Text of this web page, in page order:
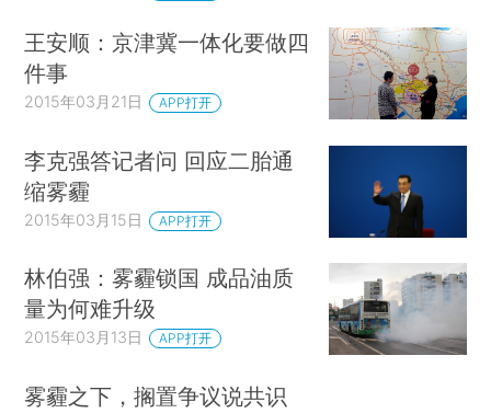
王安顺：京津冀一体化要做四
件事
2015年03月21日 APP打开
李克强答记者问 回应二胎通
缩雾霾
2015年03月15日 APP打开
林伯强：雾霾锁国 成品油质
量为何难升级
2015年03月13日 APP打开
雾霾之下，搁置争议说共识